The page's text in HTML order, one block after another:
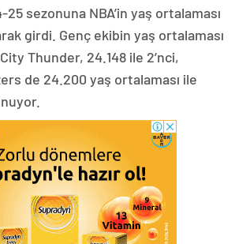
sezonuna NBA’in yaş ortalaması
girdi. Genç ekibin yaş ortalaması
Thunder, 24.148 ile 2’nci,
de 24.200 yaş ortalaması ile